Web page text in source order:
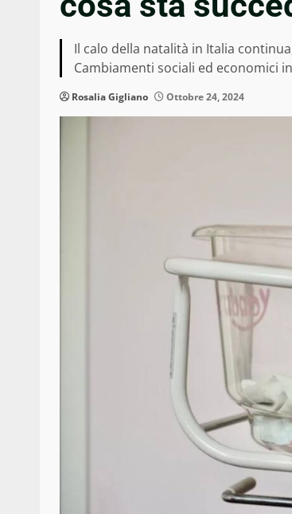
Il calo della natalità in Italia
Cambiamenti sociali ed economici
Rosalia Gigliano Ottobre 24, 2024